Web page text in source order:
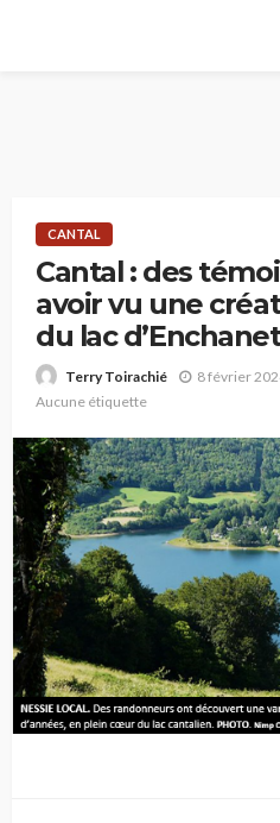
CANTAL
Cantal : des
avoir vu une
du lac d’Enchanet
Terry Toirachié 8 février
Aucune étiquette